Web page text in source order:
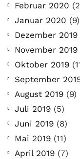
Februar 2020
Januar 2020 (9)
Dezember 2019
November 2019
Oktober 2019
September
August 2019 (9)
Juli 2019 (5)
Juni 2019 (8)
Mai 2019 (11)
April 2019 (7)